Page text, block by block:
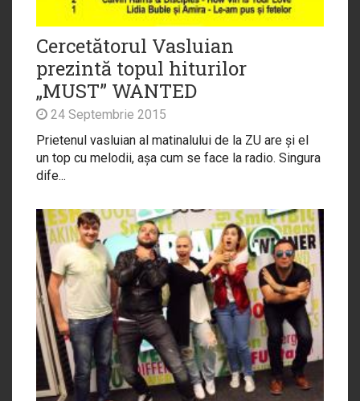
Cercetătorul Vasluian
prezintă topul hiturilor
„MUST” WANTED
24 Septembrie 2015
Prietenul vasluian al matinalului de la ZU are și el
un top cu melodii, așa cum se face la radio. Singura
dife...